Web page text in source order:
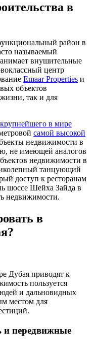
в
район в
называемый
внушительные
центр
Emaar Properties и
объектов
так и для
крупнейшего в мире
самой высокой
недвижимости в
не имеющей аналогов
недвижимости в
танцующий
доступ к ресторанам
шоссе Шейха Зайда в
недвижимости.
в
Дубая приводят к
пользуется
и дальновидных
местом для
и передвижные